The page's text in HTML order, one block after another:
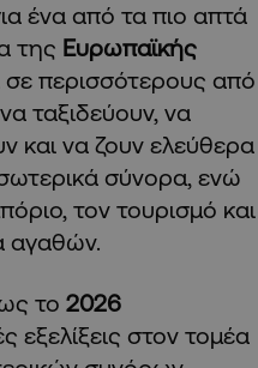
ένα από τα πιο απτά
της Ευρωπαϊκής
σε περισσότερους από
να ταξιδεύουν, να
και να ζουν ελεύθερα
σύνορα, ενώ
τον τουρισμό και
αγαθών.
το 2026
εξελίξεις στον τομέα